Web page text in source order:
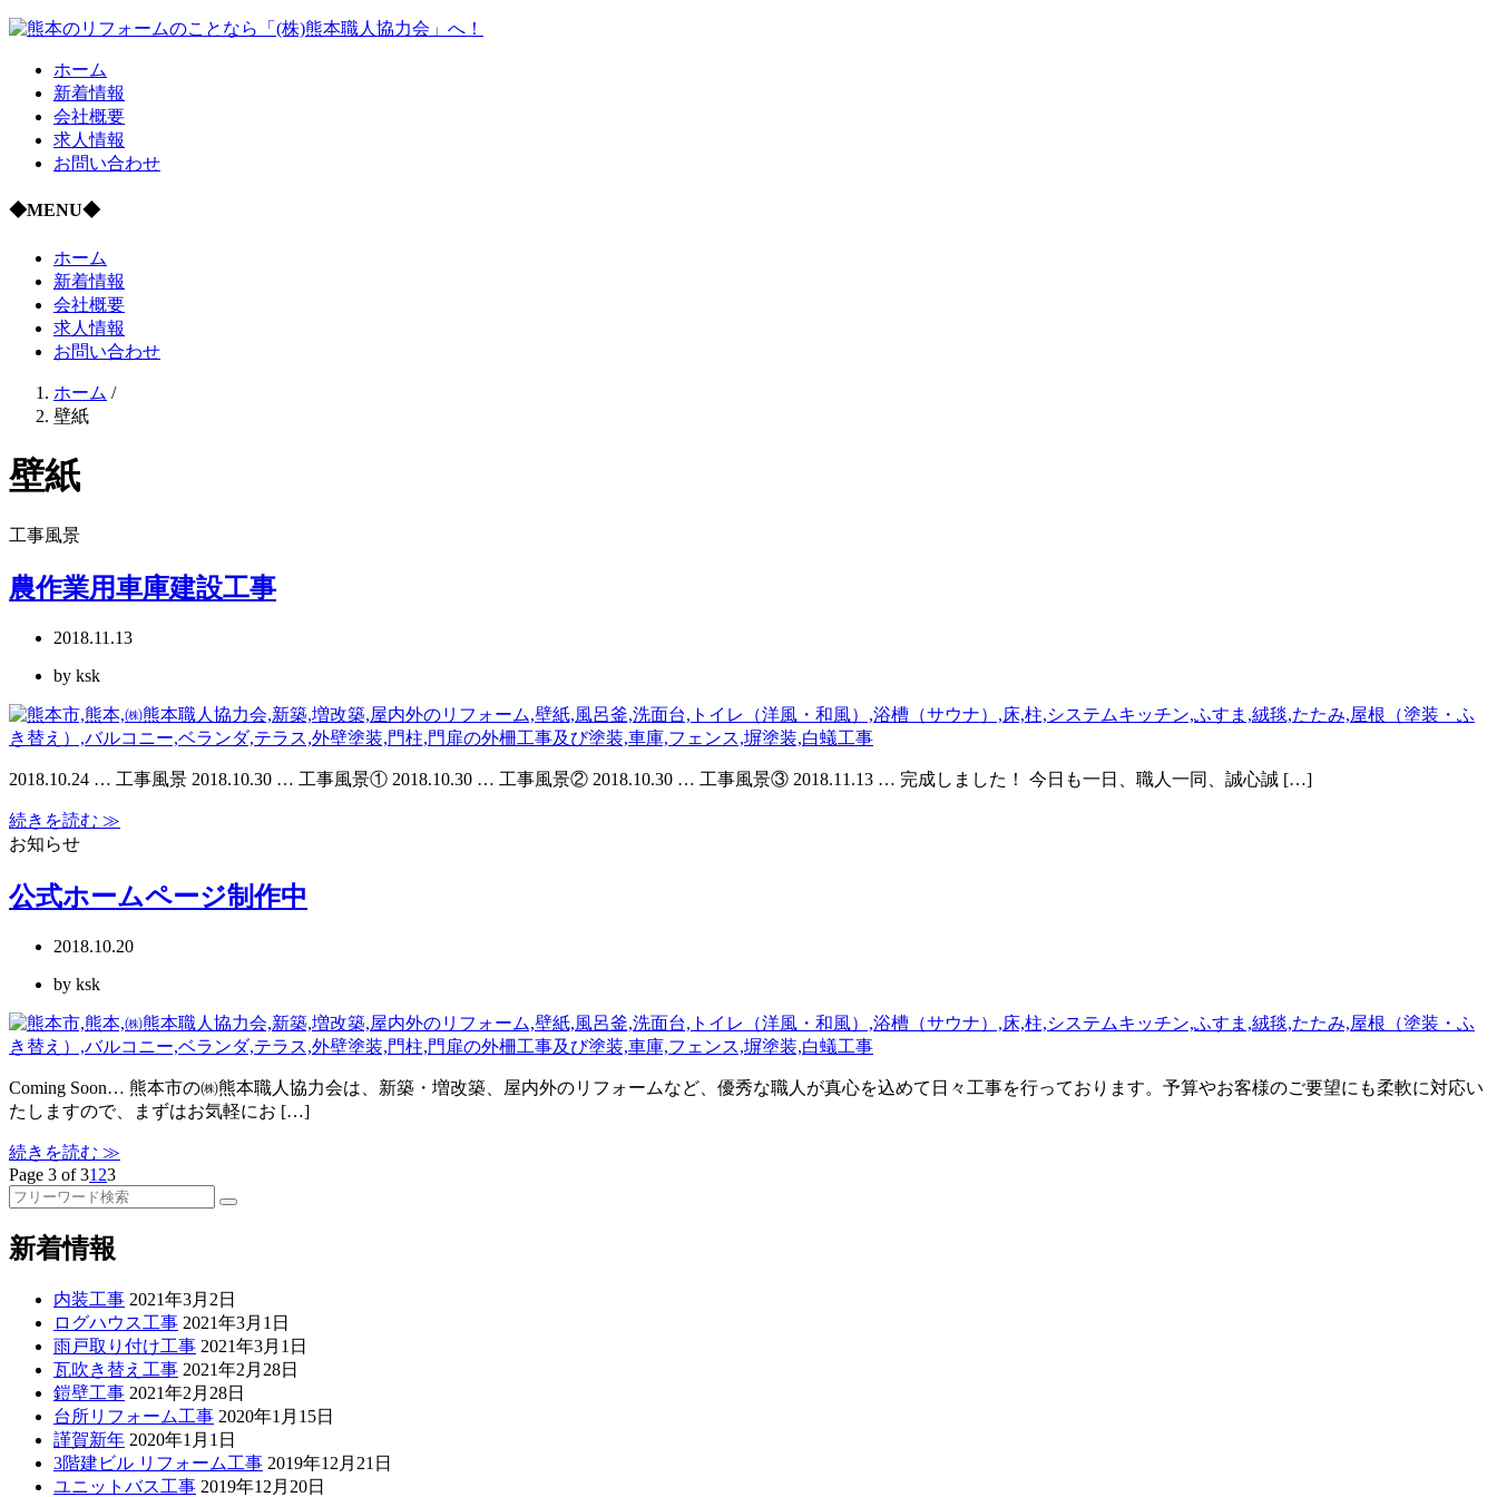
ホーム
新着情報
会社概要
求人情報
お問い合わせ
◆MENU◆
ホーム
新着情報
会社概要
求人情報
お問い合わせ
ホーム /
壁紙
壁紙
工事風景
農作業用車庫建設工事
2018.11.13
by ksk
2018.10.24 … 工事風景 2018.10.30 … 工事風景① 2018.10.30 … 工事風景② 2018.10.30 … 工事風景③ 2018.11.13 … 完成しました！ 今日も一日、職人一同、誠心誠 […]
続きを読む ≫
お知らせ
公式ホームページ制作中
2018.10.20
by ksk
Coming Soon… 熊本市の㈱熊本職人協力会は、新築・増改築、屋内外のリフォームなど、優秀な職人が真心を込めて日々工事を行っております。予算やお客様のご要望にも柔軟に対応い
たしますので、まずはお気軽にお […]
続きを読む ≫
Page 3 of 31 23
検
新着情報
内装工事 2021年3月2日
ログハウス工事 2021年3月1日
雨戸取り付け工事 2021年3月1日
瓦吹き替え工事 2021年2月28日
鎧壁工事 2021年2月28日
台所リフォーム工事 2020年1月15日
謹賀新年 2020年1月1日
3階建ビル リフォーム工事 2019年12月21日
ユニットバス工事 2019年12月20日